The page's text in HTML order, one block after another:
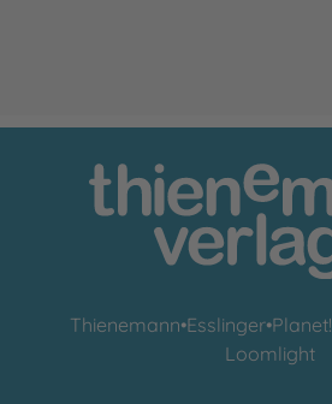
Thienemann•Esslinger•Planet!
Loomlight